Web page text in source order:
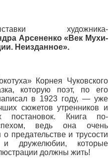
художника-
Арсененко«Век Мухи-
Неизданное».
Корнея Чуковского
которую поэт, по его
в 1923 году, — уже
сюжетов утренников и
постановок. Книга по-
ведь она очень
предательстве и трусости
дружелюбии, которые
должны жить!